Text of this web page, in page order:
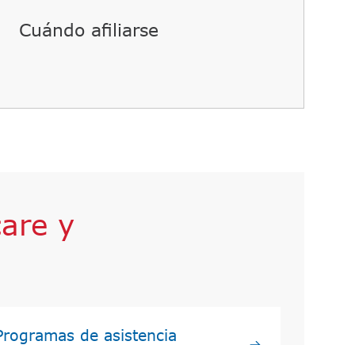
Cuándo afiliarse​​
y
de asistencia